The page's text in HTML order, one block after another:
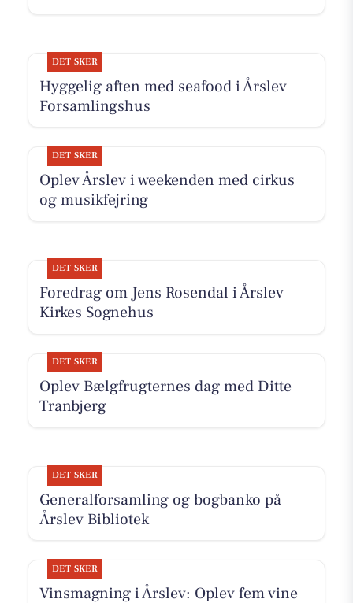
DET SKER
Hyggelig aften med seafood i Årslev
Forsamlingshus
DET SKER
Oplev Årslev i weekenden med cirkus
og musikfejring
DET SKER
Foredrag om Jens Rosendal i Årslev
Kirkes Sognehus
DET SKER
Oplev Bælgfrugternes dag med Ditte
Tranbjerg
DET SKER
Generalforsamling og bogbanko på
Årslev Bibliotek
DET SKER
Vinsmagning i Årslev: Oplev fem vine